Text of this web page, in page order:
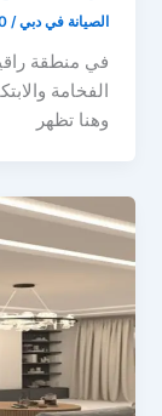
الصيانة في دبي/
20
في منطقة
الفخامة
وهنا تظهر